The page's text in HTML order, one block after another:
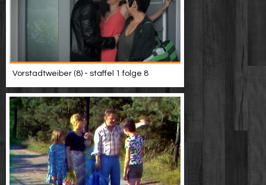
Vorstadtweiber (8) - staffel 1 folge 8